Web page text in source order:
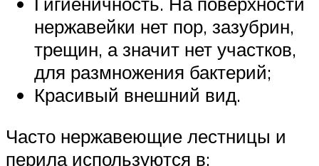
нержавейки нет пор, зазубрин,
трещин, а значит нет участков,
для размножения бактерий;
Красивый внешний вид.
Часто нержавеющие лестницы и
перила используются в: